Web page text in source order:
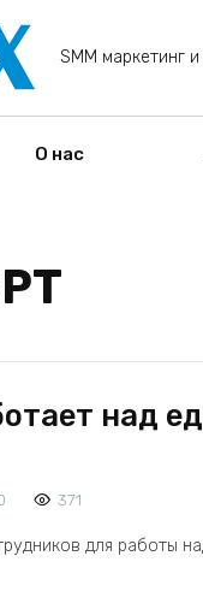
SMM маркетинг
О нас
над
371
для работы